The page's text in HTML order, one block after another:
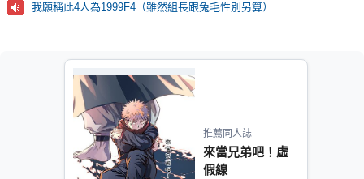
我願稱此4人為1999F4（雖然組長跟兔毛性別另算）
推薦同人誌
來當兄弟吧！虛
假線